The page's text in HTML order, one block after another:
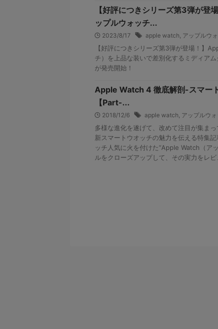
【好評につきシリーズ第3弾が
ップルウォッチ...
2023/8/17 apple watch, アップルウ
【好評につきシリーズ第3弾が登場！】
チ）を上品な装いで差別化するミディア
が発売開始！
Apple Watch 4 徹底解剖-スマー
【Part-...
2018/12/6 apple watch, アップルウ
多様な進化を遂げて、改めて注目が集ま
新スマートウオッチの魅力を伝える特集
ッチ人気に火を付けた“Apple Watch（ア
ルをクローズアップして、その実力をレビ